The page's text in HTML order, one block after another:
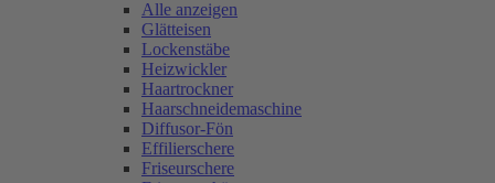
Alle anzeigen
Glätteisen
Lockenstäbe
Heizwickler
Haartrockner
Haarschneidemaschine
Diffusor-Fön
Effilierschere
Friseurschere